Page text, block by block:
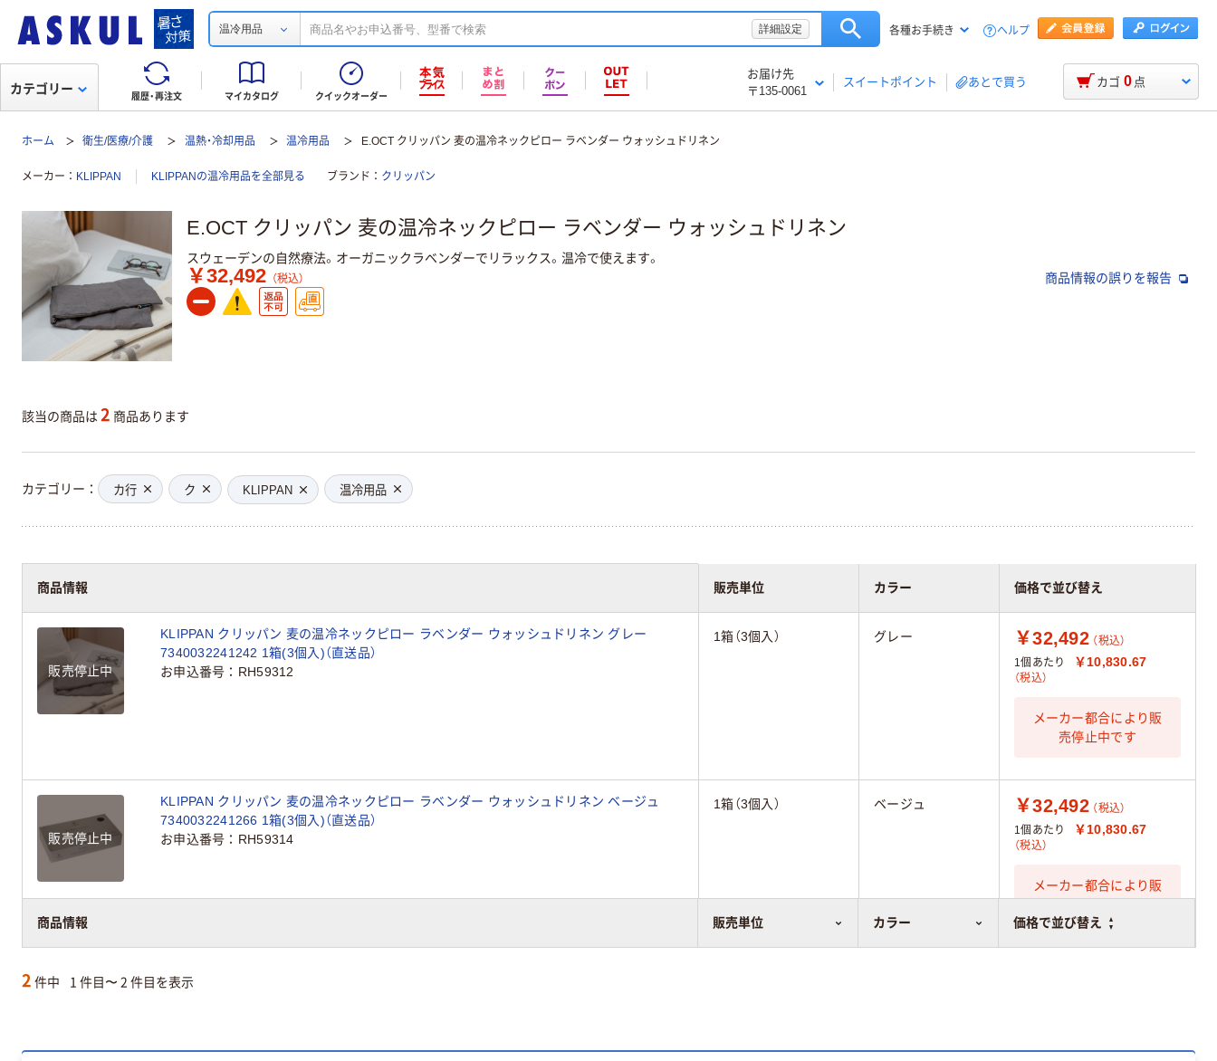
温冷用品 詳細設定 各種お手続き ヘルプ
履歴・再注文 マイカタログ クイックオーダー
お届け先
〒135-0061
スイートポイント あとで買う
カテゴリー カゴ 0 点
ホーム 衛生/医療/介護 温熱・冷却用品 温冷用品 E.OCT クリッパン 麦の温冷ネックピロー ラベンダー ウォッシュドリネン
メーカー KLIPPAN KLIPPANの温冷用品を全部見る ブランド クリッパン
E.OCT クリッパン 麦の温冷ネックピロー ラベンダー ウォッシュドリネン
スウェーデンの自然療法。オーガニックラベンダーでリラックス。温冷で使えます。
￥32,492 （税込） 商品情報の誤りを報告
該当の商品は 2 商品あります
カテゴリー カ行 ク KLIPPAN 温冷用品
商品情報 販売単位 カラー 価格で並び替え
商品情報 販売単位 カラー 価格で並び替え
販売停止中
KLIPPAN クリッパン 麦の温冷ネックピロー ラベンダー ウォッシュドリネン グレー
7340032241242 1箱(3個入)（直送品）
お申込番号
RH59312
1箱（3個入） グレー ￥32,492 （税込）
1個あたり
￥10,830.67
（税込）
メーカー都合により販
売停止中です
販売停止中
KLIPPAN クリッパン 麦の温冷ネックピロー ラベンダー ウォッシュドリネン ベージュ
7340032241266 1箱(3個入)（直送品）
お申込番号
RH59314
1箱（3個入） ベージュ ￥32,492 （税込）
1個あたり
￥10,830.67
（税込）
メーカー都合により販
2 件中 1 件目〜 2 件目を表示